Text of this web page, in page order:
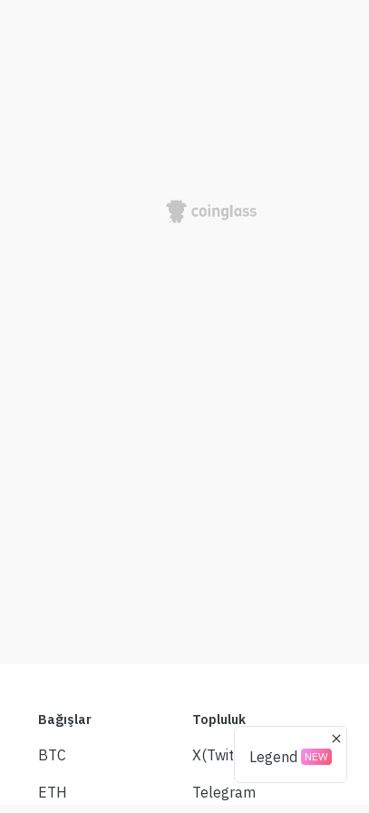
Legend NEW
Bağışlar
BTC
ETH
Topluluk
X(Twitter)
Telegram